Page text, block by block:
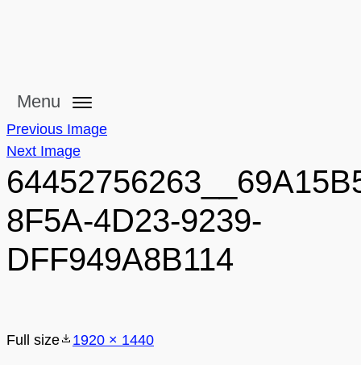
Menu
Previous Image
Next Image
8F5A-4D23-9239-
DFF949A8B114
Full size 1920 × 1440